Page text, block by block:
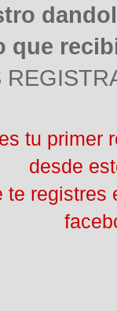
que
tu primer
desde
te